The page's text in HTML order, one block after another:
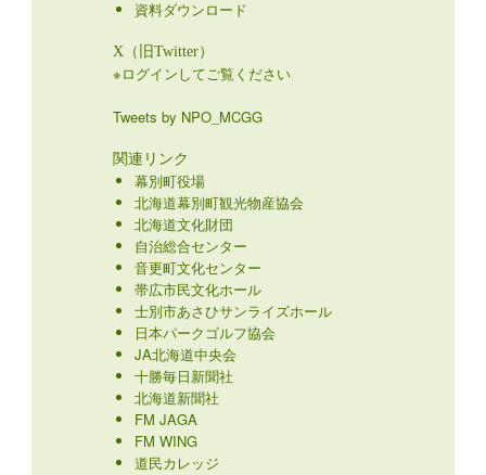
資料ダウンロード
X（旧Twitter）
※ログインしてご覧ください
Tweets by NPO_MCGG
関連リンク
幕別町役場
北海道幕別町観光物産協会
北海道文化財団
自治総合センター
音更町文化センター
帯広市民文化ホール
士別市あさひサンライズホール
日本パークゴルフ協会
JA北海道中央会
十勝毎日新聞社
北海道新聞社
FM JAGA
FM WING
道民カレッジ